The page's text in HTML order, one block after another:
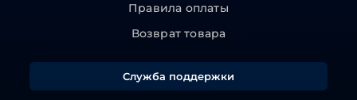
Правила оплаты
Возврат товара
Служба поддержки